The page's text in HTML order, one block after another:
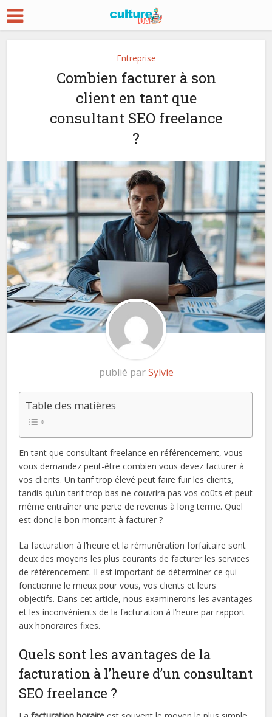
Entreprise
Combien facturer à son
client en tant que
consultant SEO freelance
?
publié parSylvie
Table des matières
En tant que consultant freelance en référencement, vous
vous demandez peut-être combien vous devez facturer à
vos clients. Un tarif trop élevé peut faire fuir les clients,
tandis qu’un tarif trop bas ne couvrira pas vos coûts et peut
même entraîner une perte de revenus à long terme. Quel
est donc le bon montant à facturer ?
La facturation à l’heure et la rémunération forfaitaire sont
deux des moyens les plus courants de facturer les services
de référencement. Il est important de déterminer ce qui
fonctionne le mieux pour vous, vos clients et leurs
objectifs. Dans cet article, nous examinerons les avantages
et les inconvénients de la facturation à l’heure par rapport
aux honoraires fixes.
Quels sont les avantages de la
facturation à l’heure d’un consultant
SEO freelance ?